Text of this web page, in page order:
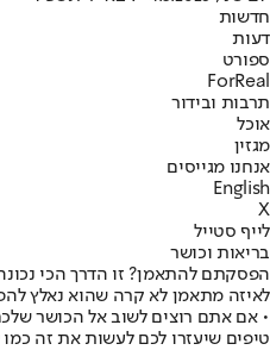
חדשות
דעות
ספורט
ForReal
תרבות ובידור
אוכל
מגזין
אנחנו מגייסים
English
X
לייף סטייל
בריאות וכושר
הפסקתם להתאמן? זו הדרך הכי
לאיזה מתאמן לא קרה שהוא נאלץ
• אם אתם רוצים לשוב אל הכושר
טיפים שיעזרו לכם לעשות את זה כמו